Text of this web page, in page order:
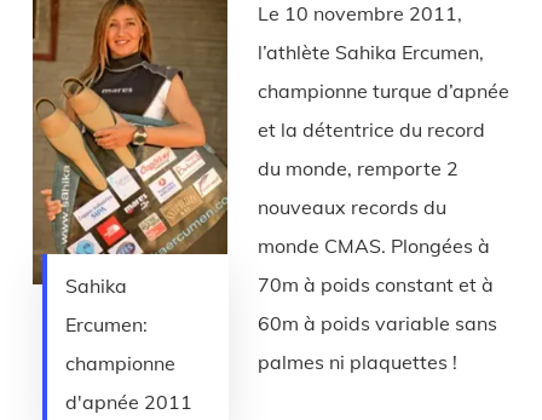
Sahika
Ercumen:
championne
d'apnée 2011
Le 10 novembre 2011,
l’athlète Sahika Ercumen,
championne turque d’apnée
et la détentrice du record
du monde, remporte 2
nouveaux records du
monde CMAS. Plongées à
70m à poids constant et à
60m à poids variable sans
palmes ni plaquettes !